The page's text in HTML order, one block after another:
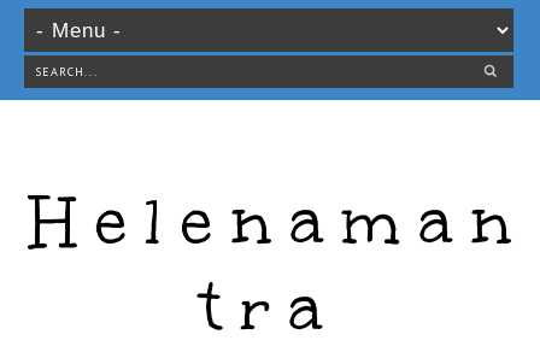
Helenaman
tra